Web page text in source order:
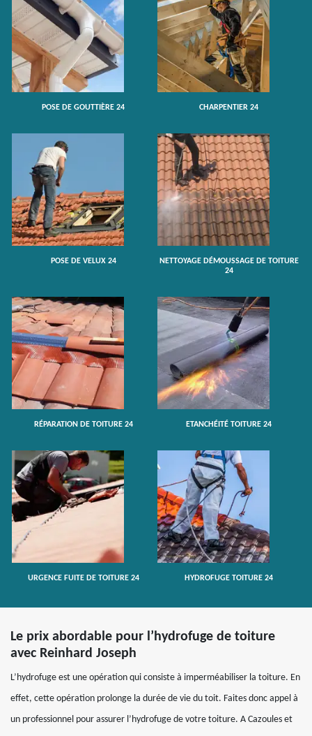
POSE DE GOUTTIÈRE 24 CHARPENTIER 24
POSE DE VELUX 24
NETTOYAGE DÉMOUSSAGE DE TOITURE
24
RÉPARATION DE TOITURE 24 ETANCHÉITÉ TOITURE 24
URGENCE FUITE DE TOITURE 24 HYDROFUGE TOITURE 24
Le prix abordable pour l’hydrofuge de toiture
avec Reinhard Joseph
L’hydrofuge est une opération qui consiste à imperméabiliser la toiture. En
effet, cette opération prolonge la durée de vie du toit. Faites donc appel à
un professionnel pour assurer l’hydrofuge de votre toiture. A Cazoules et